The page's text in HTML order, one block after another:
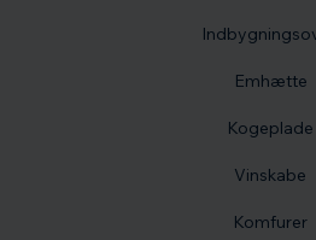
Emhætte
Kogeplade
Vinskabe
Komfurer